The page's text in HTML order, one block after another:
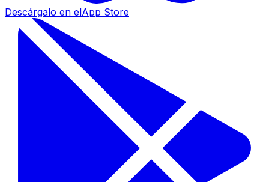
Descárgalo en elApp Store